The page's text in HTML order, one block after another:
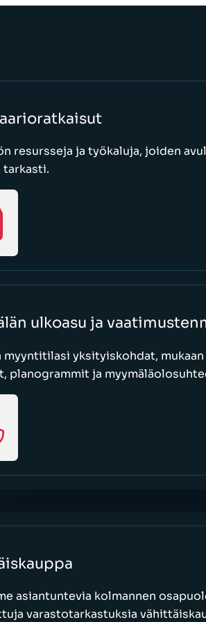
resursseja ja työkaluja, joiden
tarkasti.
ulkoasu ja
myyntitilasi yksityiskohdat,
planogrammit ja
asiantuntevia kolmannen
varastotarkastuksia